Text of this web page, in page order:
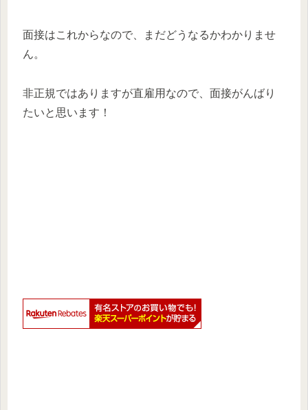
面接はこれからなので、まだどうなるかわかりませ
ん。
非正規ではありますが直雇用なので、面接がんばり
たいと思います！